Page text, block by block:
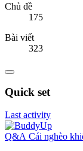
Chủ đề
175
Bài viết
323
Quick set
Last activity
Q&A Cái nghèo